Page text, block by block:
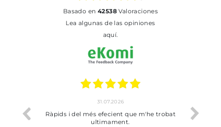
basado en 42538Valoraciones
Lea algunas de las opiniones
aquí.
31.07.2026
Ràpids i del més efecient que m'he trobat
ultimament.